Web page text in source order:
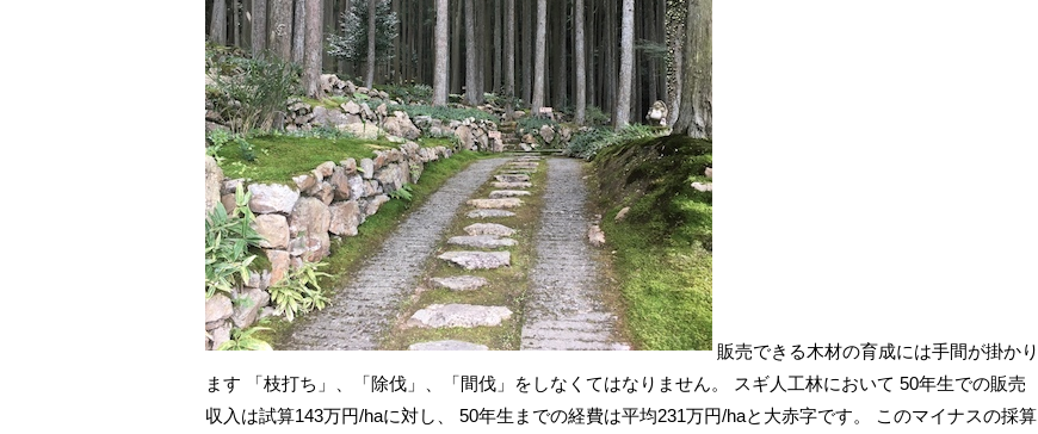
販売できる木材の育成には手間が掛かり
ます 「枝打ち」、「除伐」、「間伐」をしなくてはなりません。 スギ人工林において 50年生での販売
収入は試算143万円/haに対し、 50年生までの経費は平均231万円/haと大赤字です。 このマイナスの採算